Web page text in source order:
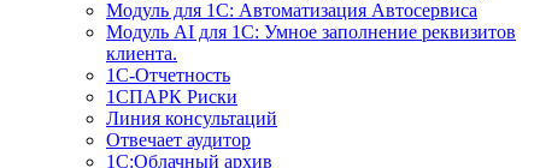
Модуль для 1С: Автоматизация Автосервиса
Модуль AI для 1С: Умное заполнение реквизитов
клиента.
1С-Отчетность
1СПАРК Риски
Линия консультаций
Отвечает аудитор
1С:Облачный архив